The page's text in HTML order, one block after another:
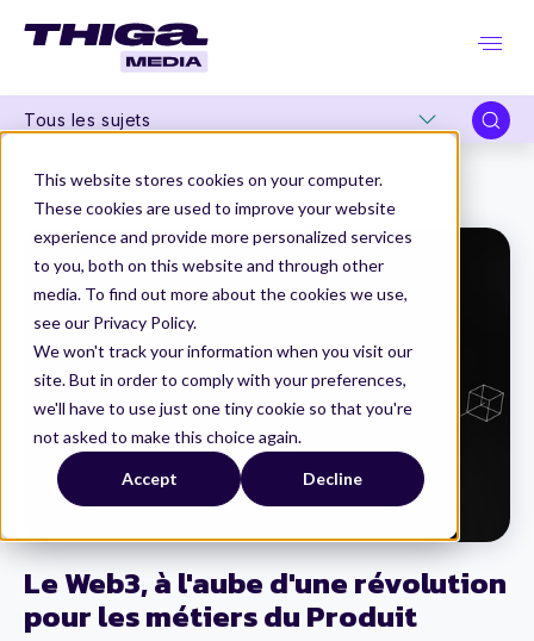
This website stores cookies on your computer.
These cookies are used to improve your website
experience and provide more personalized services
to you, both on this website and through other
media. To find out more about the cookies we use,
see our Privacy Policy.
We won't track your information when you visit our
site. But in order to comply with your preferences,
we'll have to use just one tiny cookie so that you're
not asked to make this choice again.
Accept Decline
Tous les sujets
Le Web3, à l'aube d'une révolution
pour les métiers du Produit
Thiga Media
Product Management